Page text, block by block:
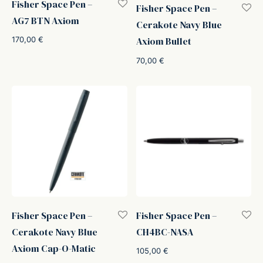
Fisher Space Pen –
AG7 BTN Axiom
170,00 €
Fisher Space Pen –
Cerakote Navy Blue
Axiom Bullet
70,00 €
Fisher Space Pen –
Cerakote Navy Blue
Axiom Cap-O-Matic
Fisher Space Pen –
CH4BC-NASA
105,00 €